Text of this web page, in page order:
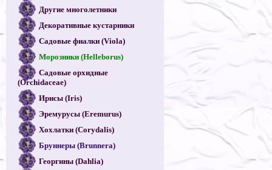
Другие многолетники
Декоративные кустарники
Садовые фиалки (Viola)
Морозники (Helleborus)
Садовые орхидные
(Orchidaceae)
Ирисы (Iris)
Эремурусы (Eremurus)
Хохлатки (Corydalis)
Бруннеры (Brunnera)
Георгины (Dahlia)